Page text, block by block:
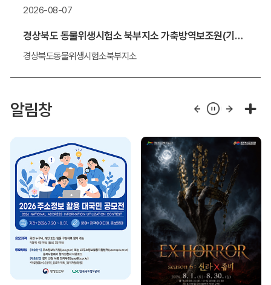
2026-08-07
경상북도 동물위생시험소 북부지소 가축방역보조원(기간제 근로자) 채용 알림
경상북도동물위생시험소북부지소
알림창